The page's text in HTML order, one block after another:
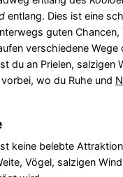
entlang. Dies ist eine
guten
verschiedene Wege
du an Prielen, salzigen
wo du Ruhe und
keine belebte
Vögel, salzigen